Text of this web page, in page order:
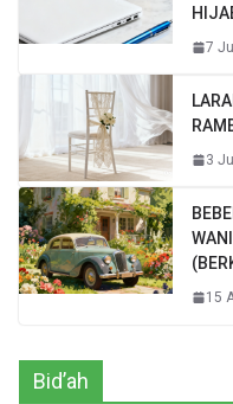
7
3
15
Bid’ah